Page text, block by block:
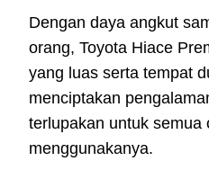
Dengan daya angkut
orang, Toyota Hiace
yang luas serta tempat
menciptakan
terlupakan untuk semua
menggunakanya.